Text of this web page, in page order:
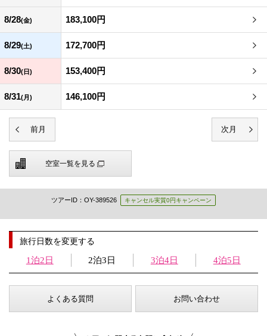
8/28(金) 183,100円
8/29(土) 172,700円
8/30(日) 153,400円
8/31(月) 146,100円
空室一覧を見る
ツアーID：OY-389526 キャンセル実質0円キャンペーン
旅行日数を変更する
1泊2日 2泊3日 3泊4日 4泊5日
よくある質問 お問い合わせ